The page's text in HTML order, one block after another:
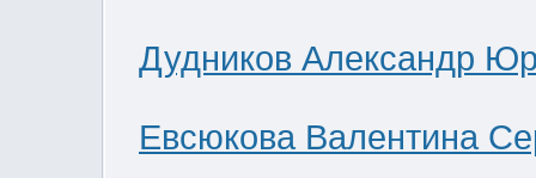
Дудников Александр
Евсюкова Валентина